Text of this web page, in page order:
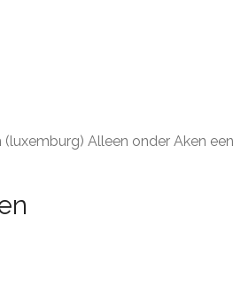
Alleen onder Aken